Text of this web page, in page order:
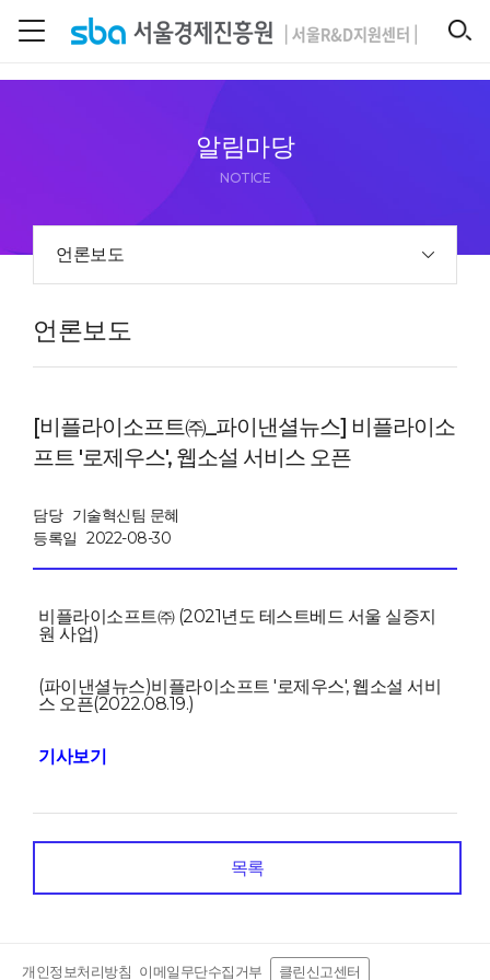
알림마당
NOTICE
언론보도
언론보도
[비플라이소프트㈜_파이낸셜뉴스] 비플라이소
프트 '로제우스', 웹소설 서비스 오픈
담당 기술혁신팀 문혜
등록일 2022-08-30
비플라이소프트㈜ (2021년도 테스트베드 서울 실증지
원 사업)
(파이낸셜뉴스)비플라이소프트 '로제우스', 웹소설 서비
스 오픈(2022.08.19.)
기사보기
목록
개인정보처리방침 이메일무단수집거부 클린신고센터